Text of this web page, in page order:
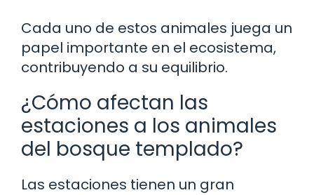
Cada uno de estos animales juega un
papel importante en el ecosistema,
contribuyendo a su equilibrio.
¿Cómo afectan las
estaciones a los animales
del bosque templado?
Las estaciones tienen un gran